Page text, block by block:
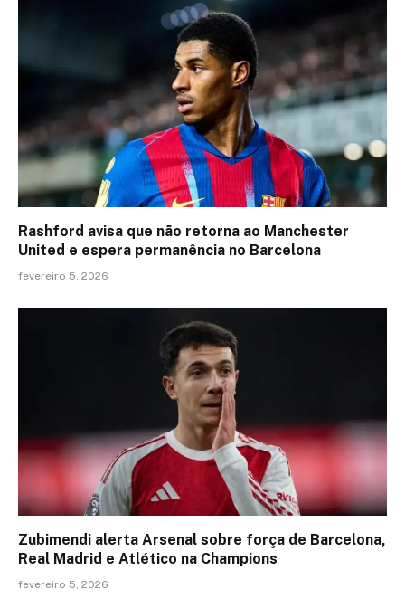
Rashford avisa que não retorna ao Manchester
United e espera permanência no Barcelona
fevereiro 5, 2026
Zubimendi alerta Arsenal sobre força de Barcelona,
Real Madrid e Atlético na Champions
fevereiro 5, 2026